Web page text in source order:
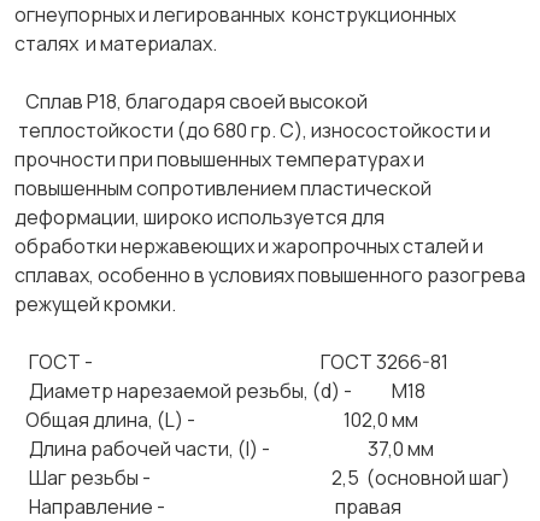
огнеупорных и легированных конструкционных
сталях и материалах.
Сплав Р18, благодаря своей высокой
теплостойкости (до 680 гр. С), износостойкости и
прочности при повышенных температурах и
повышенным сопротивлением пластической
деформации, широко используется для
обработки нержавеющих и жаропрочных сталей и
сплавах, особенно в условиях повышенного разогрева
режущей кромки.
ГОСТ - ГОСТ 3266-81
Диаметр нарезаемой резьбы, (d) - М18
Общая длина, (L) - 102,0 мм
Длина рабочей части, (l) - 37,0 мм
Шаг резьбы - 2,5 (основной шаг)
Направление - правая